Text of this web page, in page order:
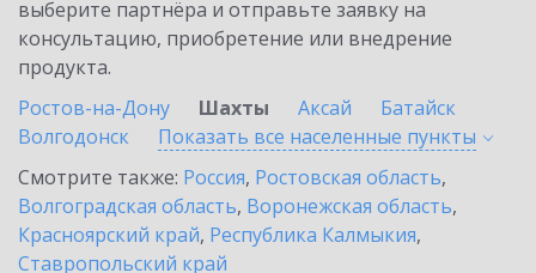
выберите партнёра и отправьте заявку на
консультацию, приобретение или внедрение
продукта.
Ростов-на-Дону
Шахты Аксай
Батайск
Волгодонск
Показать все населенные пункты
Смотрите также: Россия, Ростовская область,
Волгоградская область, Воронежская область,
Красноярский край, Республика Калмыкия,
Ставропольский край